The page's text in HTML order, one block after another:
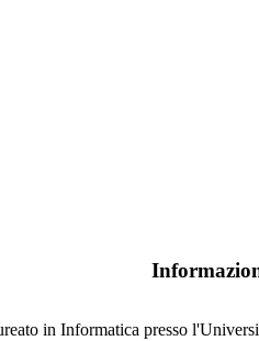
in Informatica presso